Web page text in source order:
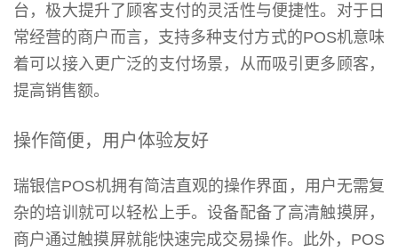
台，极大提升了顾客支付的灵活性与便捷性。对于日
常经营的商户而言，支持多种支付方式的POS机意味
着可以接入更广泛的支付场景，从而吸引更多顾客，
提高销售额。
操作简便，用户体验友好
瑞银信POS机拥有简洁直观的操作界面，用户无需复
杂的培训就可以轻松上手。设备配备了高清触摸屏，
商户通过触摸屏就能快速完成交易操作。此外，POS